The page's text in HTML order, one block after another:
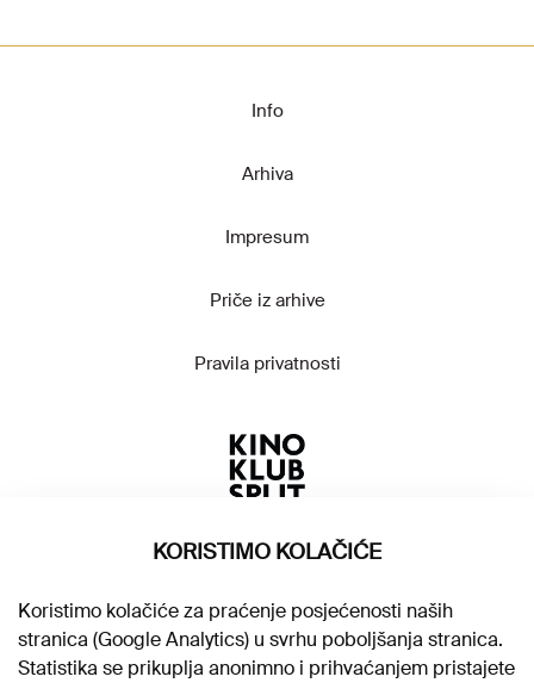
Info
Arhiva
Impresum
Priče iz arhive
Pravila privatnosti
KORISTIMO KOLAČIĆE
Koristimo kolačiće za praćenje posjećenosti naših
stranica (Google Analytics) u svrhu poboljšanja stranica.
Statistika se prikuplja anonimno i prihvaćanjem pristajete